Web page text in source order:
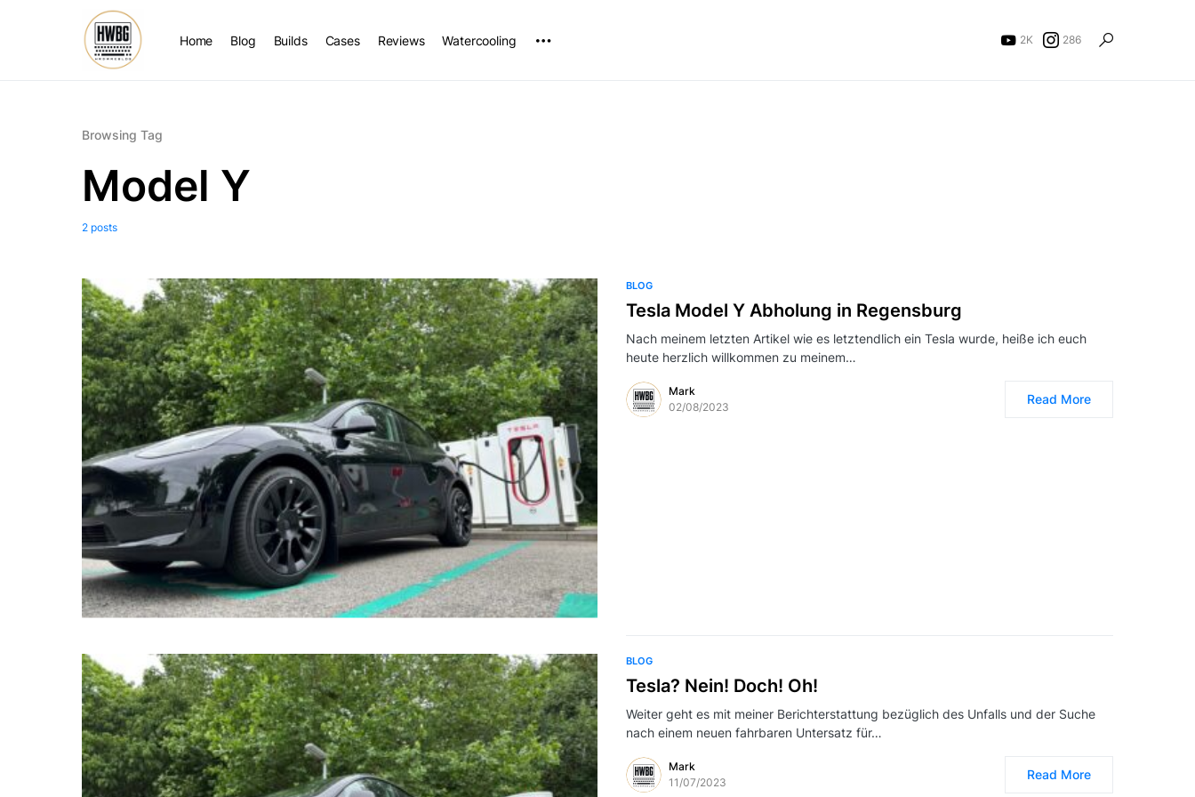
Home Blog Builds Cases Reviews Watercooling 2K 286
Browsing Tag
Model Y
2 posts
BLOG
Tesla Model Y Abholung in Regensburg
Nach meinem letzten Artikel wie es letztendlich ein Tesla wurde, heiße ich euch
heute herzlich willkommen zu meinem…
Mark
02/08/2023
Read More
BLOG
Tesla? Nein! Doch! Oh!
Weiter geht es mit meiner Berichterstattung bezüglich des Unfalls und der Suche
nach einem neuen fahrbaren Untersatz für…
Mark
11/07/2023
Read More